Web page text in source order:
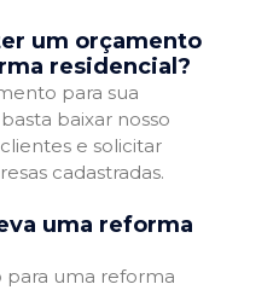
um orçamento
residencial?
para sua
baixar nosso
e solicitar
cadastradas.
uma reforma
para uma reforma